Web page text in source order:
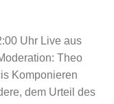
Uhr Live aus
Theo
Komponieren
dem Urteil des